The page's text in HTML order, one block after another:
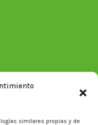
similares propias y de